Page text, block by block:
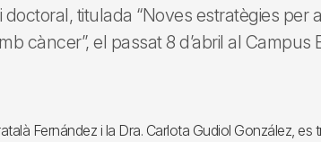
doctoral, titulada “Noves estratègies per
càncer”, el passat 8 d’abril al
Fernández i la Dra. Carlota Gudiol González, es